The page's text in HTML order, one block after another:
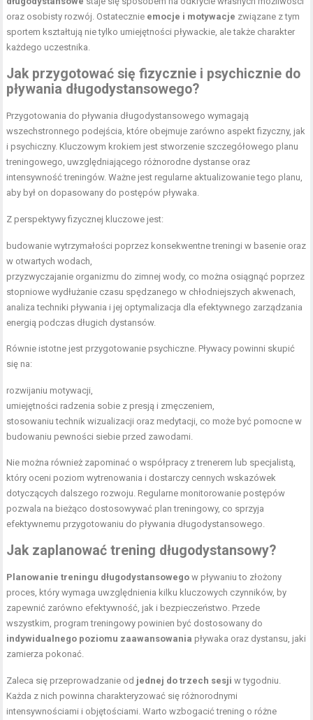
oraz osobisty rozwój. Ostatecznie emocje i motywacje związane z tym
sportem kształtują nie tylko umiejętności pływackie, ale także charakter
każdego uczestnika.
Jak przygotować się fizycznie i psychicznie do
pływania długodystansowego?
Przygotowania do pływania długodystansowego wymagają
wszechstronnego podejścia, które obejmuje zarówno aspekt fizyczny, jak
i psychiczny. Kluczowym krokiem jest stworzenie szczegółowego planu
treningowego, uwzględniającego różnorodne dystanse oraz
intensywność treningów. Ważne jest regularne aktualizowanie tego planu,
aby był on dopasowany do postępów pływaka.
Z perspektywy fizycznej kluczowe jest:
budowanie wytrzymałości poprzez konsekwentne treningi w basenie oraz
w otwartych wodach,
przyzwyczajanie organizmu do zimnej wody, co można osiągnąć poprzez
stopniowe wydłużanie czasu spędzanego w chłodniejszych akwenach,
analiza techniki pływania i jej optymalizacja dla efektywnego zarządzania
energią podczas długich dystansów.
Równie istotne jest przygotowanie psychiczne. Pływacy powinni skupić
się na:
rozwijaniu motywacji,
umiejętności radzenia sobie z presją i zmęczeniem,
stosowaniu technik wizualizacji oraz medytacji, co może być pomocne w
budowaniu pewności siebie przed zawodami.
Nie można również zapominać o współpracy z trenerem lub specjalistą,
który oceni poziom wytrenowania i dostarczy cennych wskazówek
dotyczących dalszego rozwoju. Regularne monitorowanie postępów
pozwala na bieżąco dostosowywać plan treningowy, co sprzyja
efektywnemu przygotowaniu do pływania długodystansowego.
Jak zaplanować trening długodystansowy?
Planowanie treningu długodystansowego w pływaniu to złożony
proces, który wymaga uwzględnienia kilku kluczowych czynników, by
zapewnić zarówno efektywność, jak i bezpieczeństwo. Przede
wszystkim, program treningowy powinien być dostosowany do
indywidualnego poziomu zaawansowania pływaka oraz dystansu, jaki
zamierza pokonać.
Zaleca się przeprowadzanie od jednej do trzech sesji w tygodniu.
Każda z nich powinna charakteryzować się różnorodnymi
intensywnościami i objętościami. Warto wzbogacić trening o różne